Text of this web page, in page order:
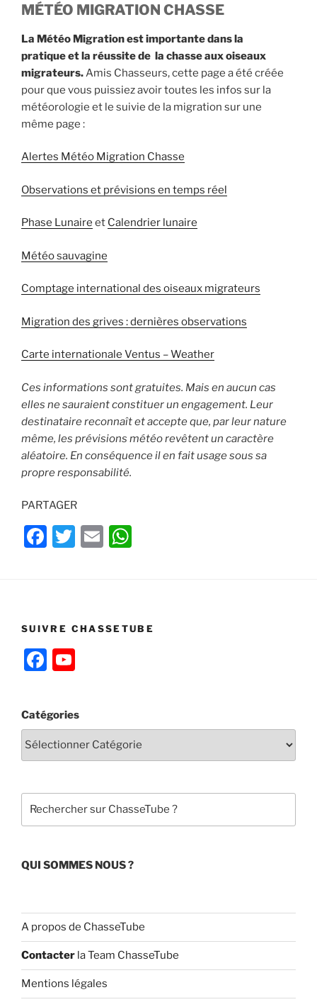
MÉTÉO MIGRATION CHASSE
La Météo Migrationest importante dans la
pratique et la réussite de la chasse aux oiseaux
migrateurs.Amis Chasseurs, cette page a été créée
pour que vous puissiez avoir toutes les infos sur la
météorologie et le suivie de la migration sur une
même page :
Alertes Météo Migration Chasse
Observations et prévisions en temps réel
Phase Lunaire et Calendrier lunaire
Météo sauvagine
Comptage international des oiseaux migrateurs
Migration des grives : dernières observations
Carte internationale Ventus – Weather
Ces informations sont gratuites. Mais en aucun cas
elles ne sauraient constituer un engagement. Leur
destinataire reconnaît et accepte que, par leur nature
même, les prévisions météo revêtent un caractère
aléatoire. En conséquence il en fait usage sous sa
propre responsabilité.
PARTAGER
F
b
o
o
T
E
A
SUIVRE CHASSETUBE
F
c
e
b
o
k
T
u
e
C
a
n
el
Catégories
QUI SOMMES NOUS ?
A propos de ChasseTube
Contacter la Team ChasseTube
Mentions légales